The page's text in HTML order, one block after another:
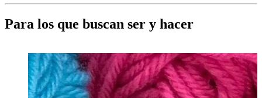
Para los que buscan ser y hacer